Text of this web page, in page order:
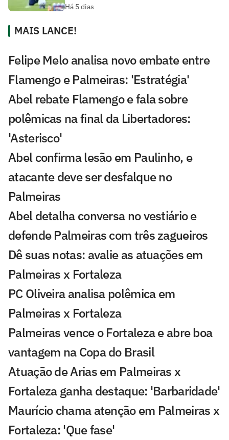
Há 5 dias
MAIS LANCE!
Felipe Melo analisa novo embate entre
Flamengo e Palmeiras: 'Estratégia'
Abel rebate Flamengo e fala sobre
polêmicas na final da Libertadores:
'Asterisco'
Abel confirma lesão em Paulinho, e
atacante deve ser desfalque no
Palmeiras
Abel detalha conversa no vestiário e
defende Palmeiras com três zagueiros
Dê suas notas: avalie as atuações em
Palmeiras x Fortaleza
PC Oliveira analisa polêmica em
Palmeiras x Fortaleza
Palmeiras vence o Fortaleza e abre boa
vantagem na Copa do Brasil
Atuação de Arias em Palmeiras x
Fortaleza ganha destaque: 'Barbaridade'
Maurício chama atenção em Palmeiras x
Fortaleza: 'Que fase'